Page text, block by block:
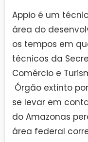
Appio é um
área do
os tempos em
técnicos da
Comércio e
Órgão extinto
se levar em
do Amazonas
área federal